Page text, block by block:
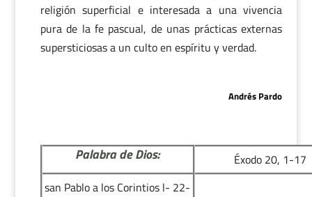
religión superficial e interesada a una vivencia
pura de la fe pascual, de unas prácticas externas
supersticiosas a un culto en espíritu y verdad.
Andrés Pardo
Palabra de Dios:
Éxodo 20, 1-17
san Pablo a los Corintios l- 22-